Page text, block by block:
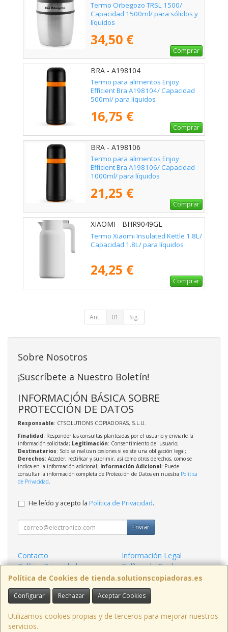
Termo Orbegozo TRSL 1500/
Capacidad 1500ml/ para sólidos y
líquidos
34,50 €
Comprar
BRA - A198104
Termo para alimentos Enjoy
Efficient Bra A198104/ Capacidad
500ml/ para líquidos
16,75 €
Comprar
BRA - A198106
Termo para alimentos Enjoy
Efficient Bra A198106/ Capacidad
1000ml/ para líquidos
21,25 €
Comprar
XIAOMI - BHR9049GL
Termo Xiaomi Insulated Kettle 1.8L/
Capacidad 1.8L/ para líquidos
24,25 €
Comprar
Ant. 01 Sig.
Política de Cookies de tienda.solutionscopiadoras.es
Configurar Rechazar Aceptar Cookies
Utilizamos cookies propias y de terceros para mejorar nuestros
servicios.
Sobre Nosotros
¡Suscríbete a Nuestro Boletín!
INFORMACIÓN BÁSICA SOBRE
PROTECCIÓN DE DATOS
Responsable: CTSOLUTIONS COPIADORAS, S.L.U.
Finalidad: Responder las consultas planteadas por el usuario y enviarle la
información solicitada; Legitimación: Consentimiento del usuario;
Destinatarios: Solo se realizan cesiones si existe una obligación legal;
Derechos: Acceder, rectificar y suprimir, así como otros derechos, como se
indica en la información adicional; Información Adicional: Puede
consultar la información completa de Protección de Datos en nuestra Política
de Privacidad.
He leído y acepto la Política de Privacidad.
Enviar
Contacto
Información Legal
Política Privacidad
Política de Cookies
Condiciones de Compra
Formas de Pago
Contacto
info@solutionscopiadoras.es